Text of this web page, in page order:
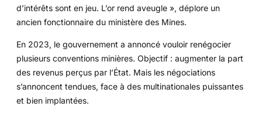
d’intérêts sont en jeu. L’or rend aveugle », déplore un
ancien fonctionnaire du ministère des Mines.
En 2023, le gouvernement a annoncé vouloir renégocier
plusieurs conventions minières. Objectif : augmenter la part
des revenus perçus par l’État. Mais les négociations
s’annoncent tendues, face à des multinationales puissantes
et bien implantées.